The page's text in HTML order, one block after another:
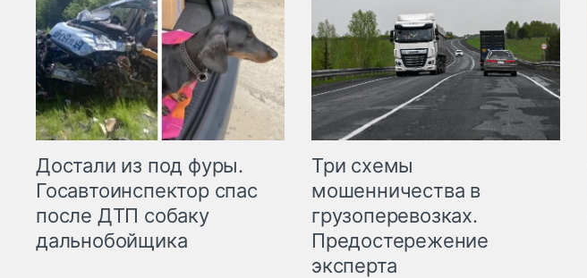
Достали из под фуры.
Госавтоинспектор спас
после ДТП собаку
дальнобойщика
Три схемы
мошенничества в
грузоперевозках.
Предостережение
эксперта